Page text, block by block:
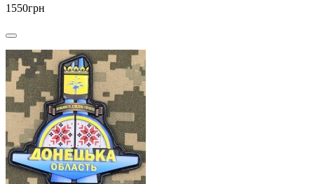
1550грн